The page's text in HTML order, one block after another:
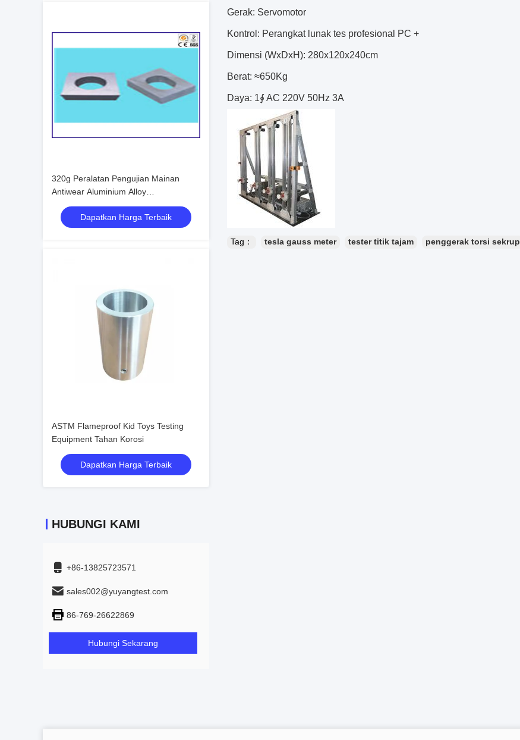
320g Peralatan Pengujian Mainan
Antiwear Aluminium Alloy
moistureproof
Dapatkan Harga Terbaik
ASTM Flameproof Kid Toys Testing
Equipment Tahan Korosi
Dapatkan Harga Terbaik
HUBUNGI KAMI
+86-13825723571
sales002@yuyangtest.com
86-769-26622869
Hubungi Sekarang
Gerak: Servomotor
Kontrol: Perangkat lunak tes profesional PC +
Dimensi (WxDxH): 280x120x240cm
Berat: ≈650Kg
Daya: 1∮ AC 220V 50Hz 3A
Tag： tesla gauss meter tester titik tajam penggerak torsi sekrup